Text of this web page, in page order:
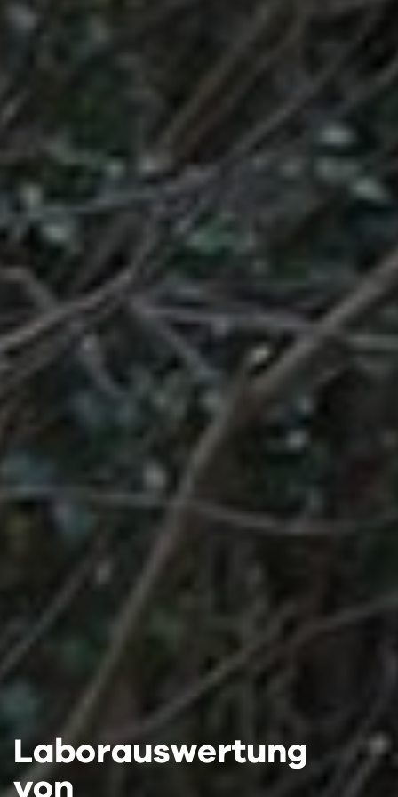
Laborauswertung
von
Laborauswertung
von
Laborauswertung
von